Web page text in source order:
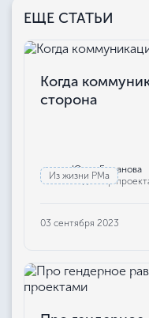
ЕЩЕ СТАТЬИ
Из жизни РМа
Когда
сторона
Юлия Бажанова
Редактор
03 сентября 2023